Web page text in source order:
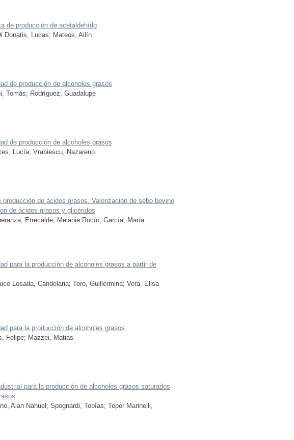
de producción de acetaldehído
Donatis, Lucas; Mateos, Ailín
de producción de alcoholes grasos
Tomás; Rodríguez, Guadalupe
de producción de alcoholes grasos
Lucía; Vrabiescu, Nazareno
producción de ácidos grasos. Valorización de sebo bovino
de ácidos grasos y glicéridos
; Errecalde, Melanie Rocío; García, María
para la producción de alcoholes grasos a partir de
Losada, Candelaria; Toro, Guillermina; Vera, Elisa
para la producción de alcoholes grasos
Felipe; Mazzei, Matias
para la producción de alcoholes grasos saturados
Alan Nahuel ; Spognardi, Tobías; Teper Marinelli,